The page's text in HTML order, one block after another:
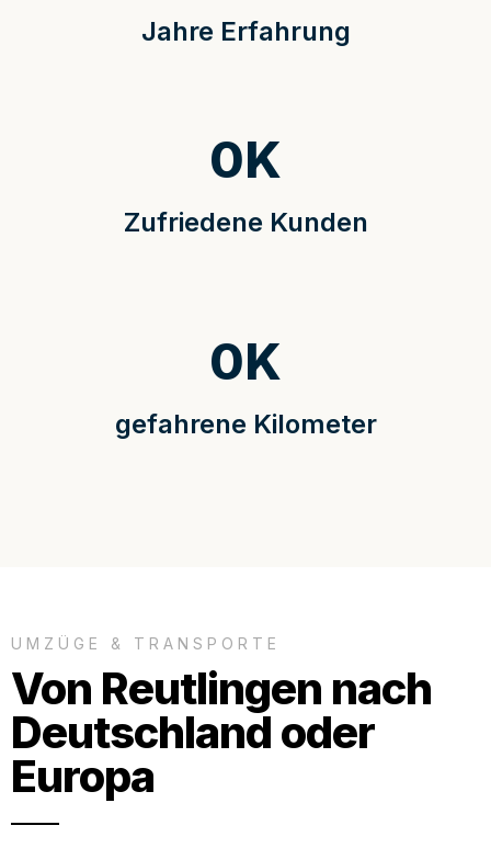
Jahre Erfahrung
Zufriedene Kunden
0K
gefahrene Kilometer
0K
UMZÜGE & TRANSPORTE
Von Reutlingen nach
Deutschland oder
Europa